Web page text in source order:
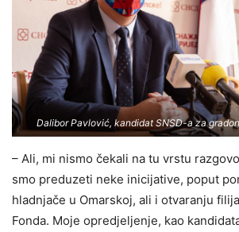
Dalibor Pavlović, kandidat SNSD-a za
– Ali, mi nismo čekali na tu vrstu
smo preduzeti neke inicijative, poput
hladnjače u Omarskoj, ali i otvaranju
Fonda. Moje opredjeljenje, kao